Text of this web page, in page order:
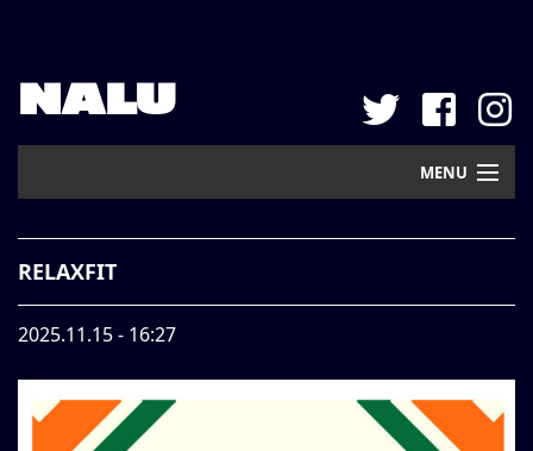
NALU
MENU
New Arrival
Pickup
Mail Order
RELAXFIT
2025.11.15 - 16:27